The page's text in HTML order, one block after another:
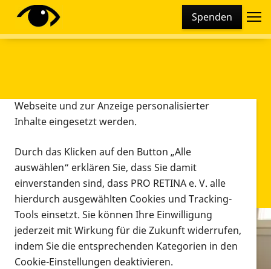
Spenden
Infomaterial
Infomaterial
Diese Webseite setzt verschiedene Cookies und
Tracking-Tools ein. Dies beinhaltet Cookies und
Webseite und zur Anzeige personalisierter
Inhalte eingesetzt werden.
Durch das Klicken auf den Button „Alle
auswählen“ erklären Sie, dass Sie damit
einverstanden sind, dass PRO RETINA e. V. alle
hierdurch ausgewählten Cookies und Tracking-
Tools einsetzt. Sie können Ihre Einwilligung
jederzeit mit Wirkung für die Zukunft widerrufen,
indem Sie die entsprechenden Kategorien in den
Cookie-Einstellungen deaktivieren.